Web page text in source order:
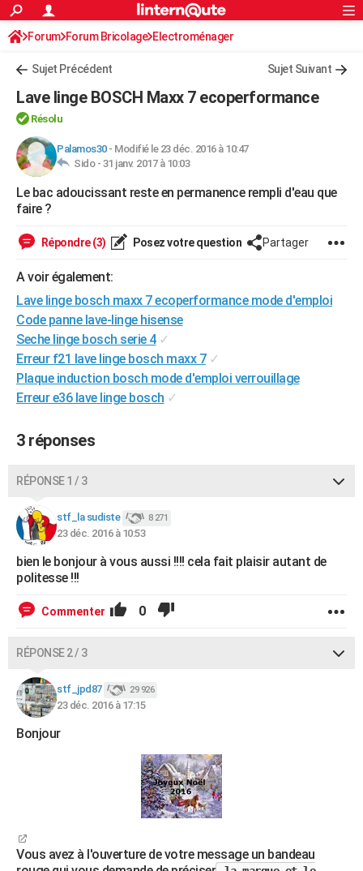
ACTUALITÉS
Politique
Société
Faits Divers
Education
Monde
Villes
+
Programme TV
TNTStreaming
Cinéma
Sorties cinéma
Musique
+FINANCE
Retraite
Impôts
Epargne
Immobilier
Risques naturels par ville
Banque
Assurance
Crédit
AUTO
Essais
Réserver un essai
Citadines
Berlines
SUV
Forum auto
Mobiles
Meilleur smartphone
Internet
Ordinateurs
Jeux vidéo
Guide high-tech
+BRICOLAGE
Forum
Aménagement intérieur
Extérieur
Cuisine
Salle de bains
Jardinage
Rangement
WEEK-END
Guides de France
Escapades
Patrimoine
Expositions
Musées
Week-end nature
+LIFESTYLE
Art de vivre
Bien-être
Loisirs
ModeModes de vie
SANTE
Alimentation
Guide de la santé
Maladies
Médicaments
Sommeil
Destinations
City break
Voyage nature
Voyage de noces
Forum
Climat
PHOTO
BONS PLANS
CARTE DE VOEUX
Carte de Noël
Carte Bonne année
Carte Saint-Valentin
Carte Pâques
Carte d'anniversaire
DICTIONNAIRE
Dictionnaire
Biographies
Citations
Expressions
Proverbes
PROGRAMME TV
COPAINS D'AVANT
S'inscrire
Se connecter
Lycées
Collèges
Primaires
Universités
Entreprises
Service militaire
Avis de recherche
AVIS DE DÉCÈS
FORUM
Bricolage
Lifestyle
Culture
Sport
Auto
Television
Voyage
Cinema
S'inscrire
Connexion
Forum Forum Bricolage Electroménager
Sujet Précédent Sujet Suivant
Lave linge BOSCH Maxx 7 ecoperformance
Résolu
Palamos30- Modifié le 23 déc. 2016 à 10:47
Sido - 31 janv. 2017 à 10:03
Le bac adoucissant reste en permanence rempli d'eau que
faire ?
Répondre (3) Posez votre question Partager
A voir également:
Lave linge bosch maxx 7 ecoperformance mode d'emploi
Code panne lave-linge hisense
Seche linge bosch serie 4 ✓
Erreur f21 lave linge bosch maxx 7 ✓
Plaque induction bosch mode d'emploi verrouillage
Erreur e36 lave linge bosch ✓
3 réponses
RÉPONSE 1 / 3
stf_la sudiste 8 271
23 déc. 2016 à 10:53
bien le bonjour à vous aussi !!!! cela fait plaisir autant de
politesse !!!
Commenter 0
RÉPONSE 2 / 3
stf_jpd87 29 926
23 déc. 2016 à 17:15
Bonjour
Vous avez à l'ouverture de votre message un bandeau